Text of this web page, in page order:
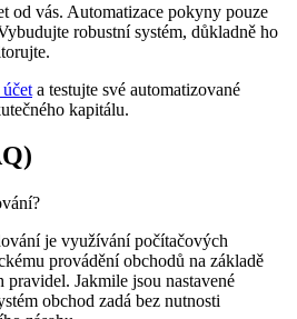
od vás. Automatizace pokyny pouze
robustní systém, důkladně ho
a testujte své automatizované
kapitálu.
je využívání počítačových
provádění obchodů na základě
pravidel. Jakmile jsou nastavené
obchod zadá bez nutnosti